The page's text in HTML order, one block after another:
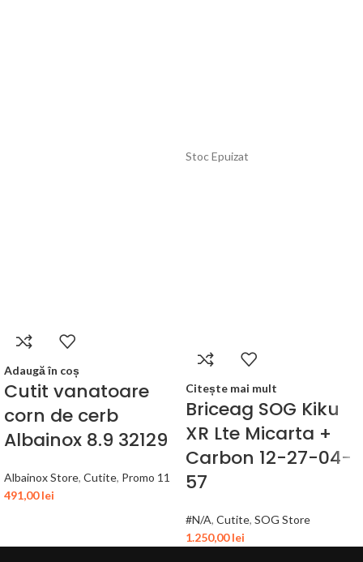
Adaugă în coș
Cutit vanatoare
corn de cerb
Albainox 8.9 32129
Albainox Store, Cutite, Promo 11
491,00lei
Stoc Epuizat
Citește mai mult
Briceag SOG Kiku
XR Lte Micarta +
Carbon 12-27-04-
57
#N/A, Cutite, SOG Store
1.250,00lei